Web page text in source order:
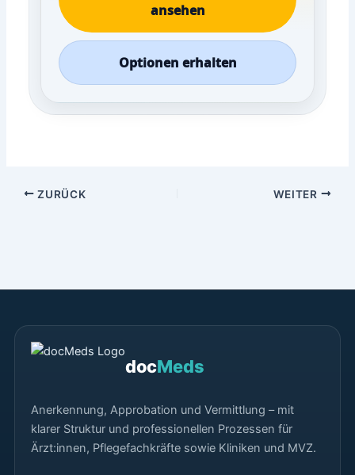
ansehen
Optionen erhalten
ZURÜCK WEITER
docMeds
Anerkennung, Approbation und Vermittlung – mit
klarer Struktur und professionellen Prozessen für
Ärzt:innen, Pflegefachkräfte sowie Kliniken und MVZ.